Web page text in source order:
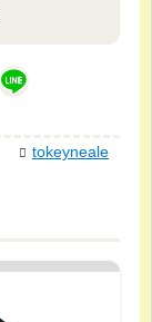
tokeyneale